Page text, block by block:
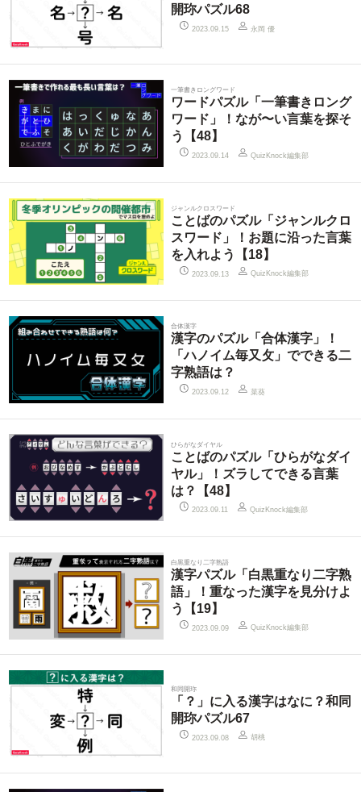
開珎パズル68
2023.09.15 永岡 優
一筆書きロングワード
ワードパズル「一筆書きロング
ワード」！なが〜い言葉を探そ
う【48】
2023.09.14 QuizKnock編集部
ジャンルクロスワード
ことばのパズル「ジャンルクロ
スワード」！お題に沿った言葉
を入れよう【18】
2023.09.13 QuizKnock編集部
合体漢字
漢字のパズル「合体漢字」！
「ハノイム毎又攵」でできる二
字熟語は？
2023.09.12 菜葵
ひらがなダイヤル
ことばのパズル「ひらがなダイ
ヤル」！ズラしてできる言葉
は？【48】
2023.09.11 QuizKnock編集部
白黒重なり二字熟語
漢字パズル「白黒重なり二字熟
語」！重なった漢字を見分けよ
う【19】
2023.09.09 QuizKnock編集部
和同開珎
「？」に入る漢字はなに？和同
開珎パズル67
2023.09.08 胡桃